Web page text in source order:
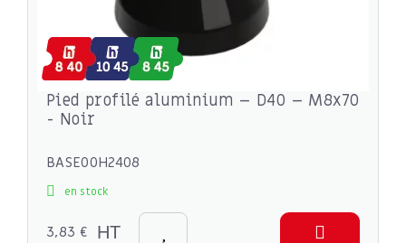
Pied profilé aluminium – D40 – M8x70
- Noir
BASE00H2408
en stock
3,83 € HT